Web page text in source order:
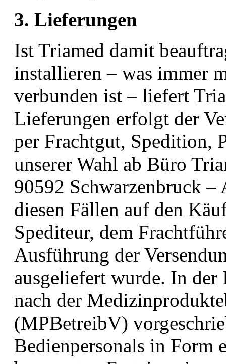
3. Lieferungen
Ist Triamed damit
installieren – was immer
verbunden ist – liefert
Lieferungen erfolgt der
per Frachtgut, Spedition,
unserer Wahl ab Büro
90592 Schwarzenbruck
diesen Fällen auf den
Spediteur, dem
Ausführung der
ausgeliefert wurde. In der
nach der
(MPBetreibV)
Bedienpersonals in Form